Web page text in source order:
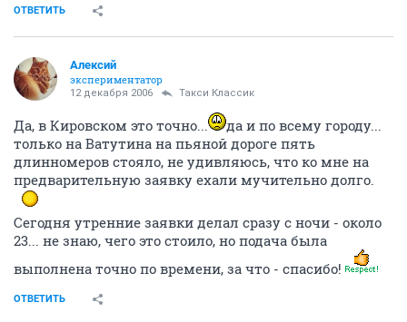
ОТВЕТИТЬ
Алексий
экспериментатор
12 декабря 2006 Такси Классик
Да, в Кировском это точно...
да и по всему городу...
только на Ватутина на пьяной дороге пять
длинномеров стояло, не удивляюсь, что ко мне на
предварительную заявку ехали мучительно долго.
Сегодня утренние заявки делал сразу с ночи - около
23... не знаю, чего это стоило, но подача была
выполнена точно по времени, за что - спасибо!
ОТВЕТИТЬ